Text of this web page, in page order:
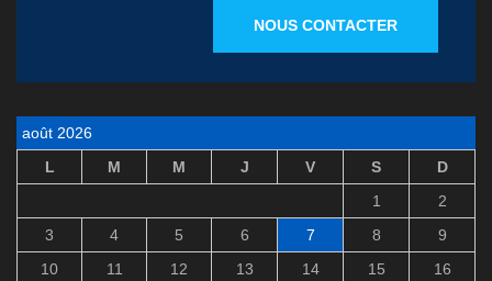
NOUS CONTACTER
août 2026
L
M M J V S
D
1
2
3
4 5 6 7 8
9
10
11 12 13 14 15
16